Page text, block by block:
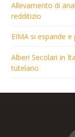
Allevamento di
redditizio
EIMA si espande
Alberi Secolari in
tutelano